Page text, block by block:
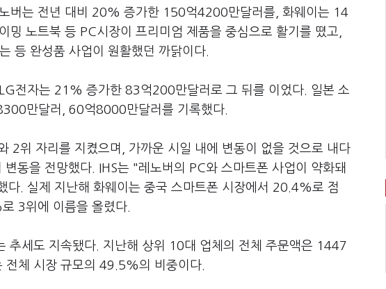
버는 전년 대비 20% 증가한 150억4200만달러를, 화웨이는 14
노트북 등 PC시장이 프리미엄 제품을 중심으로 활기를 뗬고,
등 완성품 사업이 원활했던 까닭이다.
전자는 21% 증가한 83억200만달러로 그 뒤를 이었다. 일본 소
만달러, 60억8000만달러를 기록했다.
2위 자리를 지켰으며, 가까운 시일 내에 변동이 없을 것으로 내다
동을 전망했다. IHS는 "레노버의 PC와 스마트폰 사업이 약화돼
다. 실제 지난해 화웨이는 중국 스마트폰 시장에서 20.4%로 점
3위에 이름을 올렸다.
추세도 지속됐다. 지난해 상위 10대 업체의 전체 주문액은 1447
체 시장 규모의 49.5%의 비중이다.